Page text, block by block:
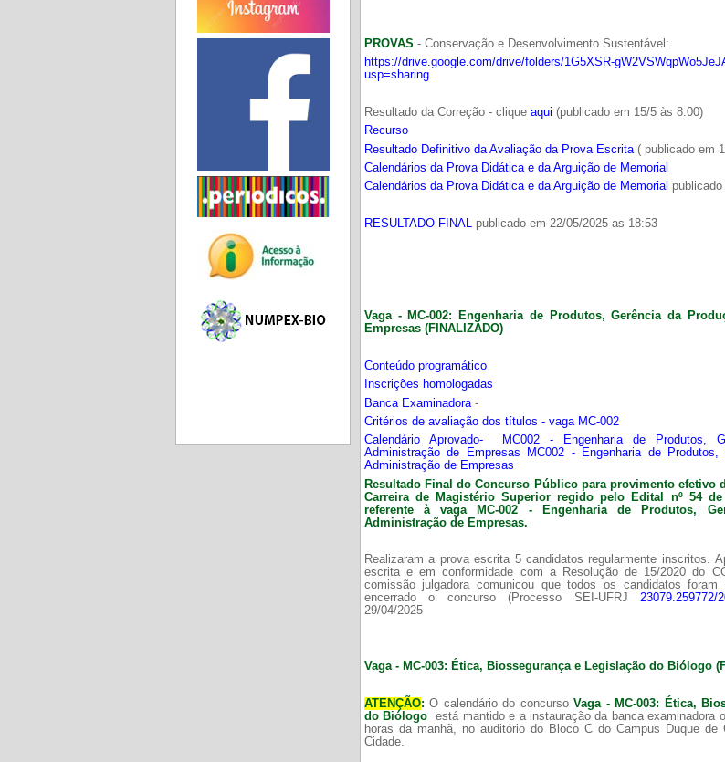
PROVAS - Conservação e Desenvolvimento Sustentável:
https://drive.google.com/drive/folders/1G5XSR-
usp=sharing
Resultado da Correção - clique aqui (publicado em 15/5 às 8:00)
Recurso
Resultado Definitivo da Avaliação da Prova Escrita( publicado em
Calendários da Prova Didática e da Arguição de Memorial
Calendários da Prova Didática e da Arguição de Memorial
RESULTADO FINAL publicado em 22/05/2025 as 18:53
Vaga - MC-002: Engenharia de Produtos, Gerência da
Empresas (FINALIZADO)
Conteúdo programático
Inscrições homologadas
Banca Examinadora -
Critérios de avaliação dos títulos - vaga MC-002
Calendário Aprovado- MC002 - Engenharia de Produtos,
Administração de Empresas MC002 - Engenharia de
Administração de Empresas
Resultado Final do Concurso Público para provimento efetivo
Carreira de
Magistério Superior regido pelo Edital nº 54
referente à vaga MC-002 -
Engenharia de Produtos,
Administração de Empresas.
Realizaram a prova escrita 5 candidatos regularmente inscritos.
escrita e em conformidade com a Resolução de 15/2020 do
comissão julgadora comunicou que todos os candidatos foram
encerrado o concurso (Processo SEI-UFRJ23079.259772/
29/04/2025
Vaga - MC-003: Ética, Biossegurança e Legislação do Biólogo
ATENÇÃO: O calendário do concursoVaga - MC-003: Ética,
do Biólogo
está mantido e a instauração da banca examinadora
horas da manhã, no auditório do Bloco C do Campus Duque de
Cidade.